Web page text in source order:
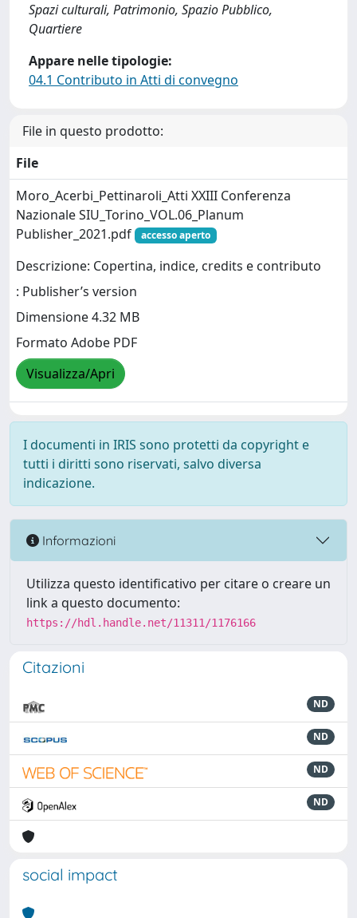
Spazi culturali, Patrimonio, Spazio Pubblico,
Quartiere
Appare nelle tipologie:
04.1 Contributo in Atti di convegno
File in questo prodotto:
File
Moro_Acerbi_Pettinaroli_Atti XXIII Conferenza
Nazionale SIU_Torino_VOL.06_Planum
Publisher_2021.pdf
accesso aperto
Descrizione: Copertina, indice, credits e contributo
: Publisher’s version
Dimensione 4.32 MB
Formato Adobe PDF
Visualizza/Apri
I documenti in IRIS sono protetti da copyright e
tutti i diritti sono riservati, salvo diversa
indicazione.
Informazioni
Utilizza questo identificativo per citare o creare un
link a questo documento:
https://hdl.handle.net/11311/1176166
Citazioni
ND
ND
ND
ND
social impact